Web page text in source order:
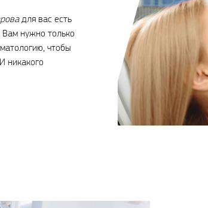
для вас есть
Вам нужно только
чтобы
никакого